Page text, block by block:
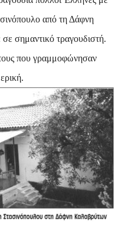
από τη Δάφνη
σημαντικό τραγουδιστή.
που γραμμοφώνησαν